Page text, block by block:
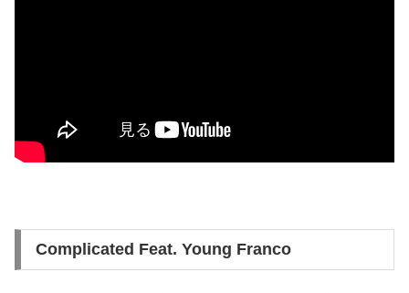
Complicated Feat. Young Franco